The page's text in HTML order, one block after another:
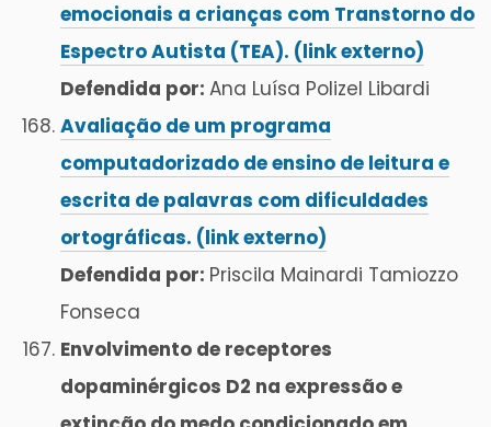
emocionais a crianças com Transtorno do
Espectro Autista (TEA). (link externo)
Defendida por: Ana Luísa Polizel Libardi
Avaliação de um programa
computadorizado de ensino de leitura e
escrita de palavras com dificuldades
ortográficas. (link externo)
Defendida por: Priscila Mainardi Tamiozzo
Fonseca
Envolvimento de receptores
dopaminérgicos D2 na expressão e